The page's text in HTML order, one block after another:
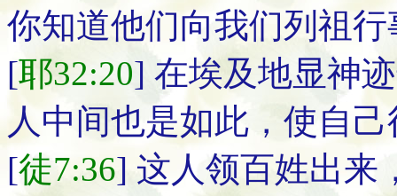
你知道他们向我们列祖
[耶32:20] 在埃及地显神
人中间也是如此，使自
[徒7:36] 这人领百姓出来